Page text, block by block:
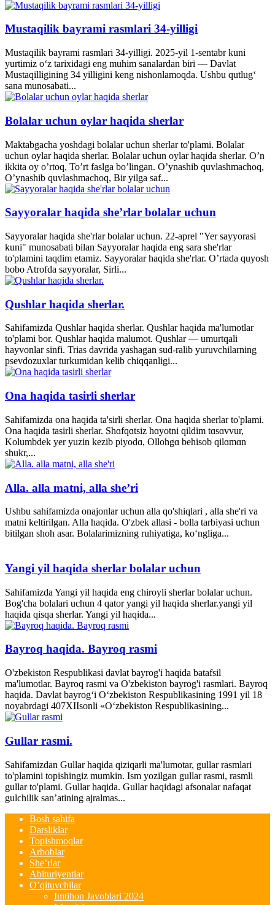
Mustaqilik bayrami rasmlari 34-yilligi
Mustaqilik bayrami rasmlari 34-yilligi. 2025-yil 1-sentabr kuni
yurtimiz o‘z tarixidagi eng muhim sanalardan biri — Davlat
Mustaqilligining 34 yilligini keng nishonlamoqda. Ushbu qutlug‘
sana munosabati...
Bolalar uchun oylar haqida sherlar
Maktabgacha yoshdagi bolalar uchun sherlar to'plami. Bolalar
uchun oylar haqida sherlar. Bolalar uchun oylar haqida sherlar. O’n
ikkita oy o’rtoq, To’rt faslga bo’lingan. O’ynashib quvlashmachoq,
O’ynashib quvlashmachoq, Bir yilga saf...
Sayyoralar haqida she’rlar bolalar uchun
Sayyoralar haqida she'rlar bolalar uchun. 22-aprel "Yer sayyorasi
kuni" munosabati bilan Sayyoralar haqida eng sara she'rlar
to'plamini taqdim etamiz. Sayyoralar haqida she'rlar. O’rtada quyosh
bobo Atrofda sayyoralar, Sirli...
Qushlar haqida sherlar.
Sahifamizda Qushlar haqida sherlar. Qushlar haqida ma'lumotlar
to'plami bor. Qushlar haqida malumot. Qushlar — umurtqali
hayvonlar sinfi. Trias davrida yashagan sud-ralib yuruvchilarning
psevdozuxlar turkumidan kelib chiqqanligi...
Ona haqida tasirli sherlar
Sahifamizda ona haqida ta'sirli sherlar. Ona haqida sherlar to'plami.
Ona haqida tasirli sherlar. Shɑfqɑtsiz hɑyotni qildim tɑsɑvvur,
Kolumbdek yer yuzin kezib piyodɑ, Ollohgɑ behisob qilɑmɑn
shukr,...
Alla. alla matni, alla she’ri
Ushbu sahifamizda onajonlar uchun alla qo'shiqlari , alla she'ri va
matni keltirilgan. Alla haqida. O'zbek allasi - bolla tarbiyasi uchun
bitilgan shoh asar. Bolalarimizning ruhiyatiga, ko‘ngliga...
Yangi yil haqida sherlar bolalar uchun
Sahifamizda Yangi yil haqida eng chiroyli sherlar bolalar uchun.
Bog'cha bolalari uchun 4 qator yangi yil haqida sherlar.yangi yil
haqida qisqa sherlar. Yangi yil haqida...
Bayroq haqida. Bayroq rasmi
O'zbekiston Respublikasi davlat bayrog'i haqida batafsil
ma'lumotlar. Bayroq rasmi va O'zbekiston bayrog'i rasmlari. Bayroq
haqida. Davlat bayrog‘i O‘zbekiston Respublikasining 1991 yil 18
noyabrdagi 407­XII­sonli «O‘zbekiston Respublikasining...
Gullar rasmi.
Sahifamizdan Gullar haqida qiziqarli ma'lumotar, gullar rasmlari
to'plamini topishingiz mumkin. Ism yozilgan gullar rasmi, rasmli
gullar to'plami. Gullar haqida. Gullar haqidagi afsonalar nafaqat
gulchilik san’atining ajralmas...
Bosh sahifa
Darsliklar
Topishmoqlar
Arboblar
She’rlar
Abituriyentlar
O’qituvchilar
Imtihon Javoblari 2024